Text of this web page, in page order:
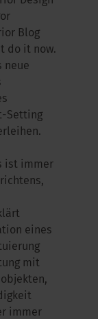
Blog
do it now.
neue
Setting
ist immer
eines
mit
immer